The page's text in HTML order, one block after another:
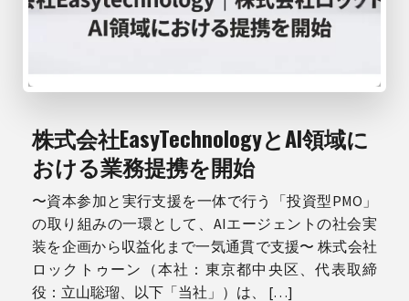
株式会社EasyTechnologyとAI領域に
おける業務提携を開始
〜資本参加と実行支援を一体で行う「投資型PMO」
の取り組みの一環として、AIエージェントの社会実
装を企画から収益化まで一気通貫で支援〜 株式会社
ロックトゥーン（本社：東京都中央区、代表取締
役：立山聡瑠、以下「当社」）は、 […]